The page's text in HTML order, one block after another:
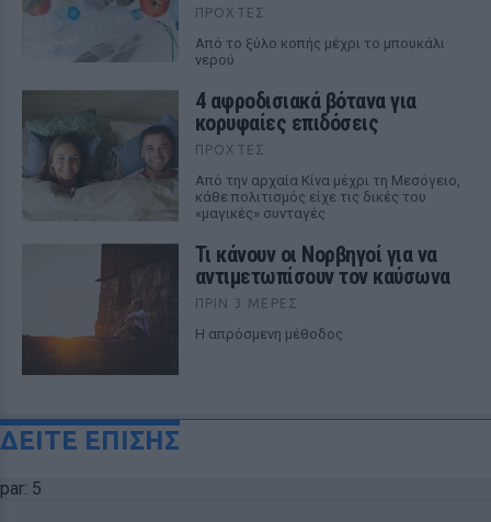
ΠΡΟΧΤΈΣ
Από το ξύλο κοπής μέχρι το μπουκάλι
νερού
4 αφροδισιακά βότανα για
κορυφαίες επιδόσεις
ΠΡΟΧΤΈΣ
Από την αρχαία Κίνα μέχρι τη Μεσόγειο,
κάθε πολιτισμός είχε τις δικές του
«μαγικές» συνταγές
Τι κάνουν οι Νορβηγοί για να
αντιμετωπίσουν τον καύσωνα
ΠΡΙΝ 3 ΜΈΡΕΣ
Η απρόσμενη μέθοδος
ΔΕΙΤΕ ΕΠΙΣΗΣ
par: 5